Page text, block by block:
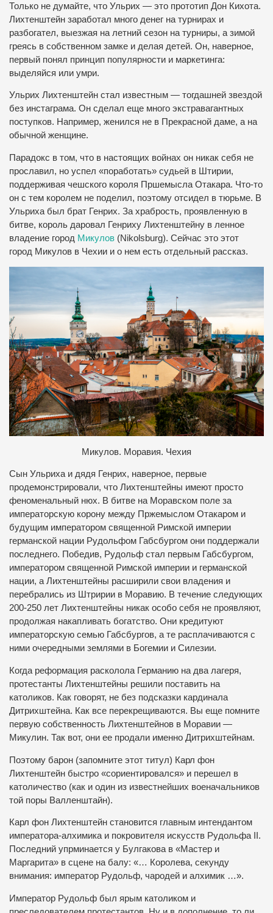
Только не думайте, что Ульрих — это прототип Дон Кихота.
Лихтенштейн заработал много денег на турнирах и
разбогател, выезжая на летний сезон на турниры, а зимой
греясь в собственном замке и делая детей. Он, наверное,
первый понял принцип популярности и маркетинга:
выделяйся или умри.
Ульрих Лихтенштейн стал известным — тогдашней звездой
без инстаграма. Он сделал еще много экстравагантных
поступков. Например, женился не в Прекрасной даме, а на
обычной женщине.
Парадокс в том, что в настоящих войнах он никак себя не
прославил, но успел «поработать» судьей в Штирии,
поддерживая чешского короля Пршемысла Отакара. Что-то
он с тем королем не поделил, поэтому отсидел в тюрьме. В
Ульриха был брат Генрих. За храбрость, проявленную в
битве, король даровал Генриху Лихтенштейну в ленное
владение город Микулов (Nikolsburg). Сейчас это этот
город Микулов в Чехии и о нем есть отдельный рассказ.
Микулов. Моравия. Чехия
Сын Ульриха и дядя Генрих, наверное, первые
продемонстрировали, что Лихтенштейны имеют просто
феноменальный нюх. В битве на Моравском поле за
императорскую корону между Пржемыслом Отакаром и
будущим императором священной Римской империи
германской нации Рудольфом Габсбургом они поддержали
последнего. Победив, Рудольф стал первым Габсбургом,
императором священной Римской империи и германской
нации, а Лихтенштейны расширили свои владения и
перебрались из Штририи в Моравию. В течение следующих
200-250 лет Лихтенштейны никак особо себя не проявляют,
продолжая накапливать богатство. Они кредитуют
императорскую семью Габсбургов, а те расплачиваются с
ними очередными землями в Богемии и Силезии.
Когда реформация расколола Германию на два лагеря,
протестанты Лихтенштейны решили поставить на
католиков. Как говорят, не без подсказки кардинала
Дитрихштейна. Как все перекрещиваются. Вы еще помните
первую собственность Лихтенштейнов в Моравии —
Микулин. Так вот, они ее продали именно Дитрихштейнам.
Поэтому барон (запомните этот титул) Карл фон
Лихтенштейн быстро «сориентировался» и перешел в
католичество (как и один из известнейших военачальников
той поры Валленштайн).
Карл фон Лихтенштейн становится главным интендантом
императора-алхимика и покровителя искусств Рудольфа II.
Последний упрминается у Булгакова в «Мастер и
Маргарита» в сцене на балу: «… Королева, секунду
внимания: император Рудольф, чародей и алхимик …».
Император Рудольф был ярым католиком и